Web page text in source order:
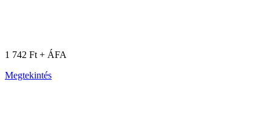
1 742 Ft + ÁFA
Megtekintés